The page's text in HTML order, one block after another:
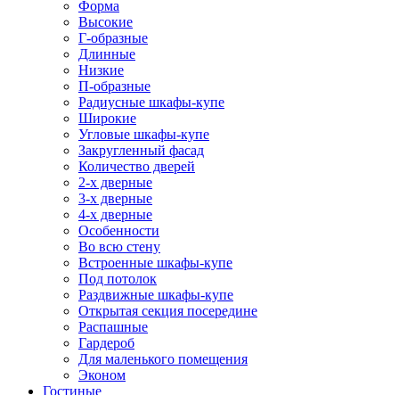
Форма
Высокие
Г-образные
Длинные
Низкие
П-образные
Радиусные шкафы-купе
Широкие
Угловые шкафы-купе
Закругленный фасад
Количество дверей
2-х дверные
3-х дверные
4-х дверные
Особенности
Во всю стену
Встроенные шкафы-купе
Под потолок
Раздвижные шкафы-купе
Открытая секция посередине
Распашные
Гардероб
Для маленького помещения
Эконом
Гостиные